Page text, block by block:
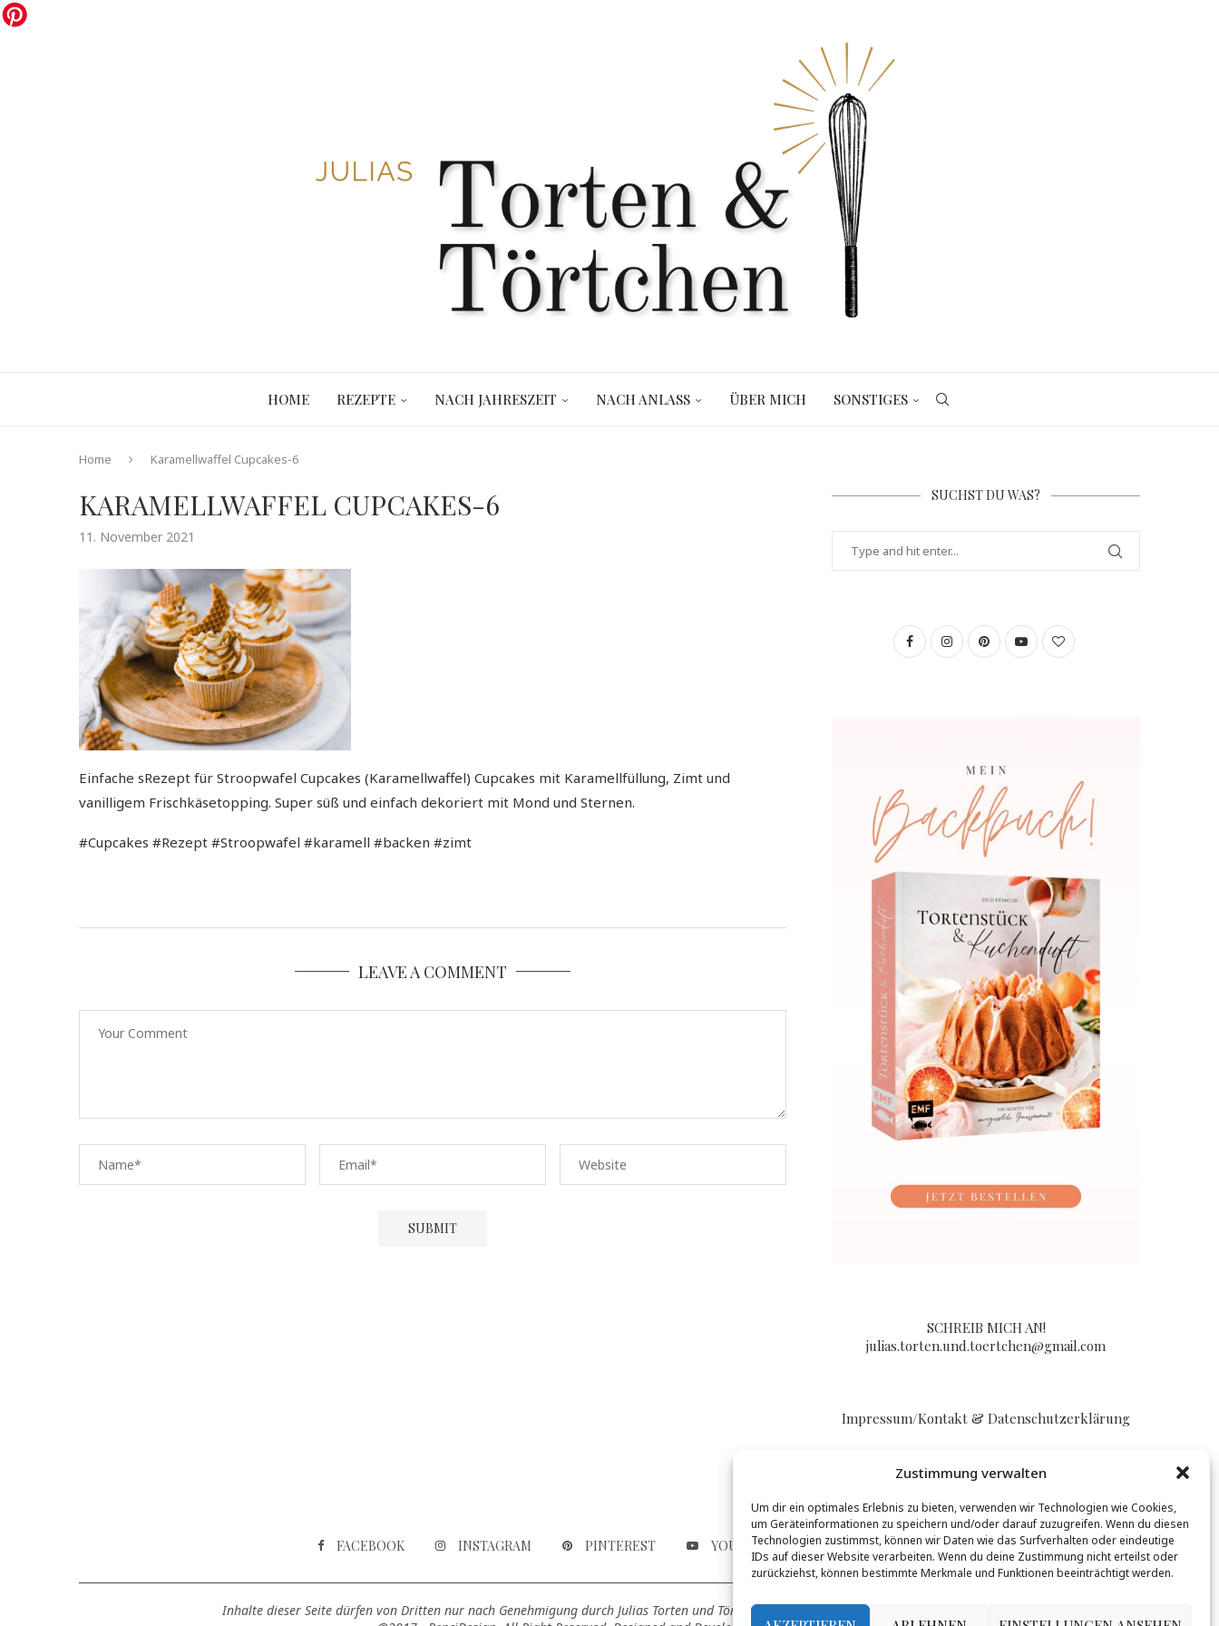
Zustimmung verwalten
Um dir ein optimales Erlebnis zu bieten, verwenden wir Technologien wie Cookies,
um Geräteinformationen zu speichern und/oder darauf zuzugreifen. Wenn du diesen
Technologien zustimmst, können wir Daten wie das Surfverhalten oder eindeutige
IDs auf dieser Website verarbeiten. Wenn du deine Zustimmung nicht erteilst oder
zurückziehst, können bestimmte Merkmale und Funktionen beeinträchtigt werden.
HOME REZEPTE NACH JAHRESZEIT NACH ANLASS ÜBER MICH SONSTIGES
Home Karamellwaffel Cupcakes-6
KARAMELLWAFFEL CUPCAKES-6
11. November 2021
Einfache sRezept für Stroopwafel Cupcakes (Karamellwaffel) Cupcakes mit Karamellfüllung, Zimt und
vanilligem Frischkäsetopping. Super süß und einfach dekoriert mit Mond und Sternen.
#Cupcakes #Rezept #Stroopwafel #karamell #backen #zimt
LEAVE A COMMENT
SUCHST DU WAS?
SCHREIB MICH AN!
julias.torten.und.toertchen@gmail.com
Impressum/Kontakt & Datenschutzerklärung
FACEBOOK INSTAGRAM PINTEREST YOUTUBE BLOGLOVIN
Inhalte dieser Seite dürfen von Dritten nur nach Genehmigung durch Julias Torten und Törtchen genutzt werden, mehr Infos gibt es